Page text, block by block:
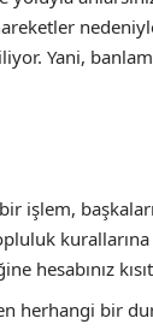
Yani,
işlem,
hesabınız
herhangi bir